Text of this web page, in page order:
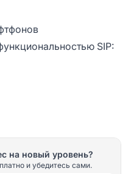
SIP:
на новый уровень?
и убедитесь сами.